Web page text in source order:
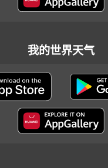
我的世界天气